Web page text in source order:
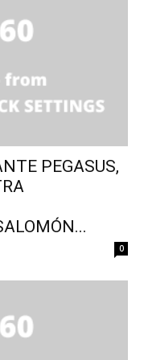
PEGASUS,
0